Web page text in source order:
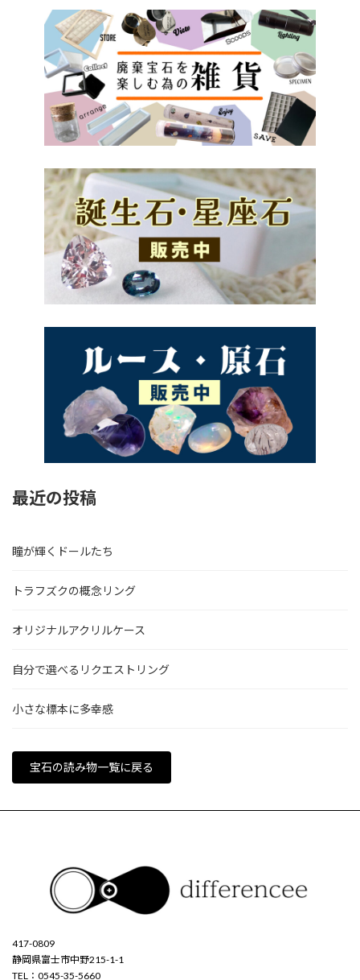
最近の投稿
瞳が輝くドールたち
トラフズクの概念リング
オリジナルアクリルケース
自分で選べるリクエストリング
小さな標本に多幸感
宝石の読み物一覧に戻る
417-0809
静岡県富士市中野215-1-1
TEL：0545-35-5660